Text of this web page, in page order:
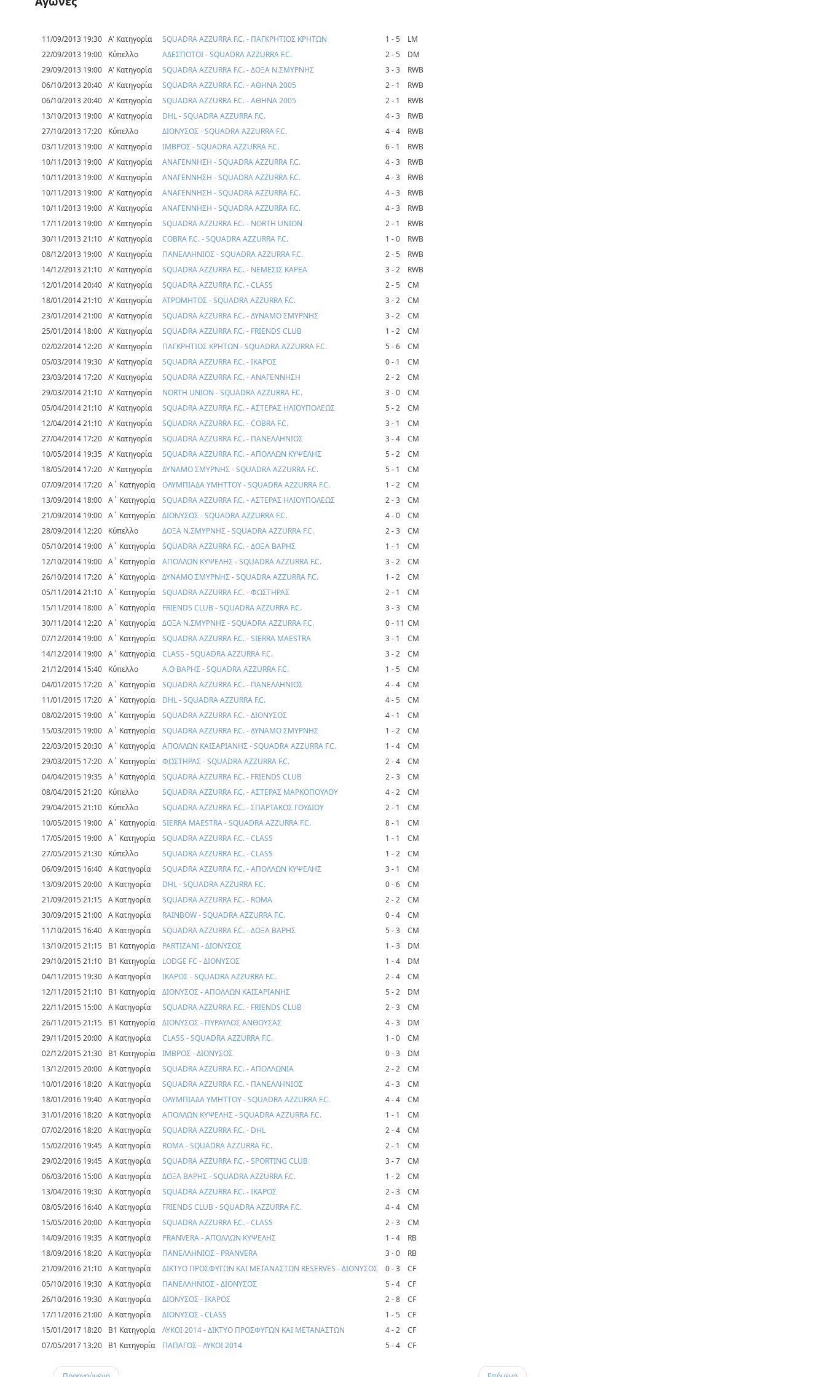
11/09/2013 19:30 Α' Κατηγορία SQUADRA AZZURRA F.C. - ΠΑΓΚΡΗΤΙΟΣ ΚΡΗΤΩΝ 1 - 5
LM
22/09/2013 19:00
Κύπελλο ΑΔΕΣΠΟΤΟΙ - SQUADRA AZZURRA F.C. 2 - 5
DM
29/09/2013 19:00 Α' Κατηγορία SQUADRA AZZURRA F.C. - ΔΟΞΑ Ν.ΣΜΥΡΝΗΣ 3 - 3
RWB
06/10/2013 20:40 Α' Κατηγορία SQUADRA AZZURRA F.C. - ΑΘΗΝΑ 2005 2 - 1
RWB
06/10/2013 20:40 Α' Κατηγορία SQUADRA AZZURRA F.C. - ΑΘΗΝΑ 2005 2 - 1
RWB
13/10/2013 19:00 Α' Κατηγορία DHL - SQUADRA AZZURRA F.C. 4 - 3
RWB
27/10/2013 17:20
Κύπελλο ΔΙΟΝΥΣΟΣ - SQUADRA AZZURRA F.C. 4 - 4
RWB
03/11/2013 19:00 Α' Κατηγορία ΙΜΒΡΟΣ - SQUADRA AZZURRA F.C. 6 - 1
RWB
10/11/2013 19:00 Α' Κατηγορία ΑΝΑΓΕΝΝΗΣΗ - SQUADRA AZZURRA F.C. 4 - 3
RWB
10/11/2013 19:00 Α' Κατηγορία ΑΝΑΓΕΝΝΗΣΗ - SQUADRA AZZURRA F.C. 4 - 3
RWB
10/11/2013 19:00 Α' Κατηγορία ΑΝΑΓΕΝΝΗΣΗ - SQUADRA AZZURRA F.C. 4 - 3
RWB
10/11/2013 19:00 Α' Κατηγορία ΑΝΑΓΕΝΝΗΣΗ - SQUADRA AZZURRA F.C. 4 - 3
RWB
17/11/2013 19:00 Α' Κατηγορία SQUADRA AZZURRA F.C. - NORTH UNION 2 - 1
RWB
30/11/2013 21:10 Α' Κατηγορία COBRA F.C. - SQUADRA AZZURRA F.C. 1 - 0
RWB
08/12/2013 19:00 Α' Κατηγορία ΠΑΝΕΛΛΗΝΙΟΣ - SQUADRA AZZURRA F.C. 2 - 5
RWB
14/12/2013 21:10 Α' Κατηγορία SQUADRA AZZURRA F.C. - ΝΕΜΕΣΙΣ ΚΑΡΕΑ 3 - 2
RWB
12/01/2014 20:40 Α' Κατηγορία SQUADRA AZZURRA F.C. - CLASS 2 - 5
CM
18/01/2014 21:10 Α' Κατηγορία ΑΤΡΟΜΗΤΟΣ - SQUADRA AZZURRA F.C. 3 - 2
CM
23/01/2014 21:00 Α' Κατηγορία SQUADRA AZZURRA F.C. - ΔΥΝΑΜΟ ΣΜΥΡΝΗΣ 3 - 2
CM
25/01/2014 18:00 Α' Κατηγορία SQUADRA AZZURRA F.C. - FRIENDS CLUB 1 - 2
CM
02/02/2014 12:20 Α' Κατηγορία ΠΑΓΚΡΗΤΙΟΣ ΚΡΗΤΩΝ - SQUADRA AZZURRA F.C. 5 - 6
CM
05/03/2014 19:30 Α' Κατηγορία SQUADRA AZZURRA F.C. - ΙΚΑΡΟΣ 0 - 1
CM
23/03/2014 17:20 Α' Κατηγορία SQUADRA AZZURRA F.C. - ΑΝΑΓΕΝΝΗΣΗ 2 - 2
CM
29/03/2014 21:10 Α' Κατηγορία NORTH UNION - SQUADRA AZZURRA F.C. 3 - 0
CM
05/04/2014 21:10 Α' Κατηγορία SQUADRA AZZURRA F.C. - ΑΣΤΕΡΑΣ ΗΛΙΟΥΠΟΛΕΩΣ 5 - 2
CM
12/04/2014 21:10 Α' Κατηγορία SQUADRA AZZURRA F.C. - COBRA F.C. 3 - 1
CM
27/04/2014 17:20 Α' Κατηγορία SQUADRA AZZURRA F.C. - ΠΑΝΕΛΛΗΝΙΟΣ 3 - 4
CM
10/05/2014 19:35 Α' Κατηγορία SQUADRA AZZURRA F.C. - ΑΠΟΛΛΩΝ ΚΥΨΕΛΗΣ 5 - 2
CM
18/05/2014 17:20 Α' Κατηγορία ΔΥΝΑΜΟ ΣΜΥΡΝΗΣ - SQUADRA AZZURRA F.C. 5 - 1
CM
07/09/2014 17:20 Α΄ Κατηγορία ΟΛΥΜΠΙΑΔΑ ΥΜΗΤΤΟΥ - SQUADRA AZZURRA F.C. 1 - 2
CM
13/09/2014 18:00 Α΄ Κατηγορία SQUADRA AZZURRA F.C. - ΑΣΤΕΡΑΣ ΗΛΙΟΥΠΟΛΕΩΣ 2 - 3
CM
21/09/2014 19:00 Α΄ Κατηγορία ΔΙΟΝΥΣΟΣ - SQUADRA AZZURRA F.C. 4 - 0
CM
28/09/2014 12:20
Κύπελλο ΔΟΞΑ Ν.ΣΜΥΡΝΗΣ - SQUADRA AZZURRA F.C. 2 - 3
CM
05/10/2014 19:00 Α΄ Κατηγορία SQUADRA AZZURRA F.C. - ΔΟΞΑ ΒΑΡΗΣ 1 - 1
CM
12/10/2014 19:00 Α΄ Κατηγορία ΑΠΟΛΛΩΝ ΚΥΨΕΛΗΣ - SQUADRA AZZURRA F.C. 3 - 2
CM
26/10/2014 17:20 Α΄ Κατηγορία ΔΥΝΑΜΟ ΣΜΥΡΝΗΣ - SQUADRA AZZURRA F.C. 1 - 2
CM
05/11/2014 21:10 Α΄ Κατηγορία SQUADRA AZZURRA F.C. - ΦΩΣΤΗΡΑΣ 2 - 1
CM
15/11/2014 18:00 Α΄ Κατηγορία FRIENDS CLUB - SQUADRA AZZURRA F.C. 3 - 3
CM
30/11/2014 12:20 Α΄ Κατηγορία ΔΟΞΑ Ν.ΣΜΥΡΝΗΣ - SQUADRA AZZURRA F.C. 0 - 11 CM
07/12/2014 19:00 Α΄ Κατηγορία SQUADRA AZZURRA F.C. - SIERRA MAESTRA 3 - 1
CM
14/12/2014 19:00 Α΄ Κατηγορία CLASS - SQUADRA AZZURRA F.C. 3 - 2
CM
21/12/2014 15:40
Κύπελλο Α.Ο ΒΑΡΗΣ - SQUADRA AZZURRA F.C. 1 - 5
CM
04/01/2015 17:20 Α΄ Κατηγορία SQUADRA AZZURRA F.C. - ΠΑΝΕΛΛΗΝΙΟΣ 4 - 4
CM
11/01/2015 17:20 Α΄ Κατηγορία DHL - SQUADRA AZZURRA F.C. 4 - 5
CM
08/02/2015 19:00 Α΄ Κατηγορία SQUADRA AZZURRA F.C. - ΔΙΟΝΥΣΟΣ 4 - 1
CM
15/03/2015 19:00 Α΄ Κατηγορία SQUADRA AZZURRA F.C. - ΔΥΝΑΜΟ ΣΜΥΡΝΗΣ 1 - 2
CM
22/03/2015 20:30 Α΄ Κατηγορία ΑΠΟΛΛΩΝ ΚΑΙΣΑΡΙΑΝΗΣ - SQUADRA AZZURRA F.C. 1 - 4
CM
29/03/2015 17:20 Α΄ Κατηγορία ΦΩΣΤΗΡΑΣ - SQUADRA AZZURRA F.C. 2 - 4
CM
04/04/2015 19:35 Α΄ Κατηγορία SQUADRA AZZURRA F.C. - FRIENDS CLUB 2 - 3
CM
08/04/2015 21:20
Κύπελλο SQUADRA AZZURRA F.C. - ΑΣΤΕΡΑΣ ΜΑΡΚΟΠΟΥΛΟΥ 4 - 2
CM
29/04/2015 21:10
Κύπελλο SQUADRA AZZURRA F.C. - ΣΠΑΡΤΑΚΟΣ ΓΟΥΔΙΟΥ 2 - 1
CM
10/05/2015 19:00 Α΄ Κατηγορία SIERRA MAESTRA - SQUADRA AZZURRA F.C. 8 - 1
CM
17/05/2015 19:00 Α΄ Κατηγορία SQUADRA AZZURRA F.C. - CLASS 1 - 1
CM
27/05/2015 21:30
Κύπελλο SQUADRA AZZURRA F.C. - CLASS 1 - 2
CM
06/09/2015 16:40 Α Κατηγορία SQUADRA AZZURRA F.C. - ΑΠΟΛΛΩΝ ΚΥΨΕΛΗΣ 3 - 1
CM
13/09/2015 20:00 Α Κατηγορία DHL - SQUADRA AZZURRA F.C. 0 - 6
CM
21/09/2015 21:15 Α Κατηγορία SQUADRA AZZURRA F.C. - ROMA 2 - 2
CM
30/09/2015 21:00 Α Κατηγορία RAINBOW - SQUADRA AZZURRA F.C. 0 - 4
CM
11/10/2015 16:40 Α Κατηγορία SQUADRA AZZURRA F.C. - ΔΟΞΑ ΒΑΡΗΣ 5 - 3
CM
13/10/2015 21:15
Β1 Κατηγορία PARTIZANI - ΔΙΟΝΥΣΟΣ 1 - 3
DM
29/10/2015 21:10
Β1 Κατηγορία LODGE FC - ΔΙΟΝΥΣΟΣ 1 - 4
DM
04/11/2015 19:30 Α Κατηγορία ΙΚΑΡΟΣ - SQUADRA AZZURRA F.C. 2 - 4
CM
12/11/2015 21:10
Β1 Κατηγορία ΔΙΟΝΥΣΟΣ - ΑΠΟΛΛΩΝ ΚΑΙΣΑΡΙΑΝΗΣ 5 - 2
DM
22/11/2015 15:00 Α Κατηγορία SQUADRA AZZURRA F.C. - FRIENDS CLUB 2 - 3
CM
26/11/2015 21:15
Β1 Κατηγορία ΔΙΟΝΥΣΟΣ - ΠΥΡΑΥΛΟΣ ΑΝΘΟΥΣΑΣ 4 - 3
DM
29/11/2015 20:00 Α Κατηγορία CLASS - SQUADRA AZZURRA F.C. 1 - 0
CM
02/12/2015 21:30
Β1 Κατηγορία ΙΜΒΡΟΣ - ΔΙΟΝΥΣΟΣ 0 - 3
DM
13/12/2015 20:00 Α Κατηγορία SQUADRA AZZURRA F.C. - ΑΠΟΛΛΩΝΙΑ 2 - 2
CM
10/01/2016 18:20 Α Κατηγορία SQUADRA AZZURRA F.C. - ΠΑΝΕΛΛΗΝΙΟΣ 4 - 3
CM
18/01/2016 19:40 Α Κατηγορία ΟΛΥΜΠΙΑΔΑ ΥΜΗΤΤΟΥ - SQUADRA AZZURRA F.C. 4 - 4
CM
31/01/2016 18:20 Α Κατηγορία ΑΠΟΛΛΩΝ ΚΥΨΕΛΗΣ - SQUADRA AZZURRA F.C. 1 - 1
CM
07/02/2016 18:20 Α Κατηγορία SQUADRA AZZURRA F.C. - DHL 2 - 4
CM
15/02/2016 19:45 Α Κατηγορία ROMA - SQUADRA AZZURRA F.C. 2 - 1
CM
29/02/2016 19:45 Α Κατηγορία SQUADRA AZZURRA F.C. - SPORTING CLUB 3 - 7
CM
06/03/2016 15:00 Α Κατηγορία ΔΟΞΑ ΒΑΡΗΣ - SQUADRA AZZURRA F.C. 1 - 2
CM
13/04/2016 19:30 Α Κατηγορία SQUADRA AZZURRA F.C. - ΙΚΑΡΟΣ 2 - 3
CM
08/05/2016 16:40 Α Κατηγορία FRIENDS CLUB - SQUADRA AZZURRA F.C. 4 - 4
CM
15/05/2016 20:00 Α Κατηγορία SQUADRA AZZURRA F.C. - CLASS 2 - 3
CM
14/09/2016 19:35 Α Κατηγορία PRANVERA - ΑΠΟΛΛΩΝ ΚΥΨΕΛΗΣ 1 - 4
RB
18/09/2016 18:20 Α Κατηγορία ΠΑΝΕΛΛΗΝΙΟΣ - PRANVERA 3 - 0
RB
21/09/2016 21:10 Α Κατηγορία ΔΙΚΤΥΟ ΠΡΟΣΦΥΓΩΝ ΚΑΙ ΜΕΤΑΝΑΣΤΩΝ RESERVES - ΔΙΟΝΥΣΟΣ 0 - 3
CF
05/10/2016 19:30 Α Κατηγορία ΠΑΝΕΛΛΗΝΙΟΣ - ΔΙΟΝΥΣΟΣ 5 - 4
CF
26/10/2016 19:30 Α Κατηγορία ΔΙΟΝΥΣΟΣ - ΙΚΑΡΟΣ 2 - 8
CF
17/11/2016 21:00 Α Κατηγορία ΔΙΟΝΥΣΟΣ - CLASS 1 - 5
CF
15/01/2017 18:20
Β1 Κατηγορία ΛΥΚΟΙ 2014 - ΔΙΚΤΥΟ ΠΡΟΣΦΥΓΩΝ ΚΑΙ ΜΕΤΑΝΑΣΤΩΝ 4 - 2
CF
07/05/2017 13:20
Β1 Κατηγορία ΠΑΠΑΓΟΣ - ΛΥΚΟΙ 2014 5 - 4 CF